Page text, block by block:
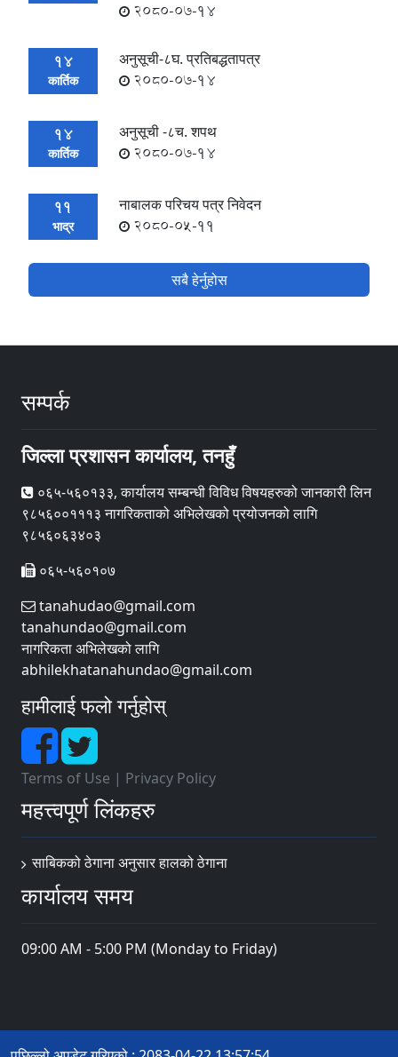
2080-07-14
14
कार्तिक
अनुसूची-८घ. प्रतिबद्धतापत्र
2080-07-14
14
कार्तिक
अनुसूची -८च. शपथ
2080-07-14
11
भाद्र
नाबालक परिचय पत्र निवेदन
2080-05-11
सबै हेर्नुहोस
सम्पर्क
जिल्ला प्रशासन कार्यालय, तनहुँ
०६५-५६०१३३, कार्यालय सम्बन्धी विविध विषयहरुको जानकारी लिन
९८५६००१११३ नागरिकताको अभिलेखको प्रयोजनको लागि
९८५६०६३४०३
०६५-५६०१०७
tanahudao@gmail.com
tanahundao@gmail.com
नागरिकता अभिलेखको लागि
abhilekhatanahundao@gmail.com
हामीलाई फलो गर्नुहोस्
Terms of Use | Privacy Policy
महत्त्वपूर्ण लिंकहरु
साबिकको ठेगाना अनुसार हालको ठेगाना
कार्यालय समय
09:00 AM - 5:00 PM (Monday to Friday)